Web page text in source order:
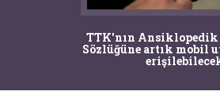
TTK'nın
Sözlüğüne artık mobil